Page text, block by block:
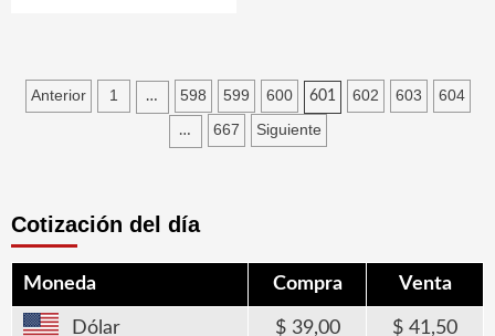
Paginación
Anterior 1 … 598 599 600 601 602 603 604
… 667 Siguiente
Cotización del día
Moneda Compra Venta
Dólar 39,00 41,50